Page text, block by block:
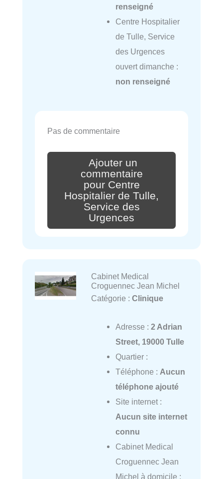
renseigné
Centre Hospitalier
de Tulle, Service
des Urgences
ouvert dimanche :
non renseigné
Pas de commentaire
Ajouter un
commentaire
pour Centre
Hospitalier de Tulle,
Service des
Urgences
Cabinet Medical
Croguennec Jean Michel
Catégorie : Clinique
Adresse : 2 Adrian
Street, 19000 Tulle
Quartier :
Téléphone : Aucun
téléphone ajouté
Site internet :
Aucun site internet
connu
Cabinet Medical
Croguennec Jean
Michel à domicile :